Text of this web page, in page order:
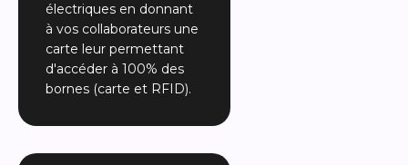
électriques en donnant
à vos collaborateurs une
carte leur permettant
d'accéder à 100% des
bornes (carte et RFID).